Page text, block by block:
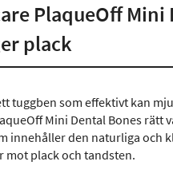
PlaqueOff
plack
tuggben som effektivt kan
Mini Dental Bones rätt
innehåller den naturliga och
mot plack och tandsten.